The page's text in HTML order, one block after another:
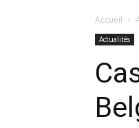
Accueil
Actualités